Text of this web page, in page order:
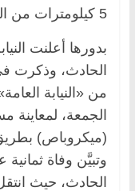
5 كيلومترات من البوابة بنطاق مركز أطفيح.
بدورها أعلنت
الحادث، وذكرت
من «النيابة
الجمعة،
(ميكروباص) بطريق
وتبيَّن وفاة
الحادث، حيث